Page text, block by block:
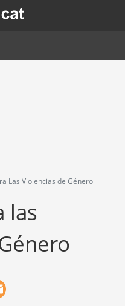
nova finestra.
Las Violencias de Género
las